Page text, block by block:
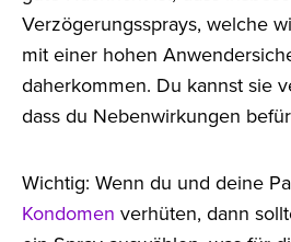
Verzögerungssprays, welche
mit einer hohen
daherkommen. Du kannst sie
dass du Nebenwirkungen
Wichtig: Wenn du und deine
Kondomen verhüten, dann